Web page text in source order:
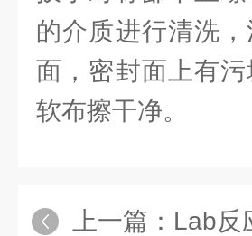
的介质进行清洗
面，密封面上有
软布擦干净。
上一篇： Lab反